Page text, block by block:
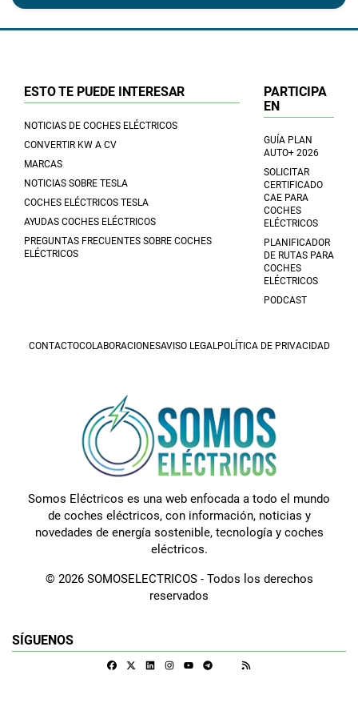
ESTO TE PUEDE INTERESAR
NOTICIAS DE COCHES ELÉCTRICOS
CONVERTIR KW A CV
MARCAS
NOTICIAS SOBRE TESLA
COCHES ELÉCTRICOS TESLA
AYUDAS COCHES ELÉCTRICOS
PREGUNTAS FRECUENTES SOBRE COCHES
ELÉCTRICOS
PARTICIPA
EN
GUÍA PLAN
AUTO+ 2026
SOLICITAR
CERTIFICADO
CAE PARA
COCHES
ELÉCTRICOS
PLANIFICADOR
DE RUTAS PARA
COCHES
ELÉCTRICOS
PODCAST
CONTACTOCOLABORACIONESAVISO LEGAL POLÍTICA DE PRIVACIDAD
Somos Eléctricos es una web enfocada a todo el mundo
de coches eléctricos, con información, noticias y
novedades de energía sostenible, tecnología y coches
eléctricos.
© 2026 SOMOSELECTRICOS - Todos los derechos
reservados
SÍGUENOS
FacebookLinkedinInstagramTelegram
Google Discover